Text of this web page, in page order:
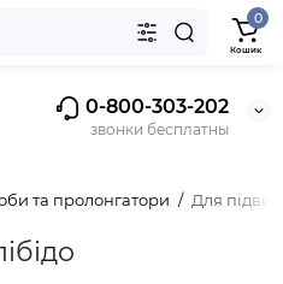
0-800-303-202
звонки бесплатны
0
Кошик
та пролонгатори Для